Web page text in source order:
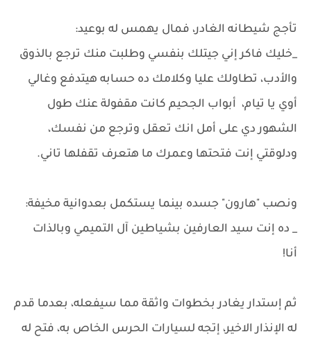
تأجج شيطانه الغادر، فمال يهمس له بوعيد:
_خليك فاكر إني جيتلك بنفسي وطلبت منك ترجع بالذوق
والأدب، تطاولك عليا وكلامك ده حسابه هيتدفع وغالي
أوي يا تيام، أبواب الجحيم كانت مقفولة عنك طول
الشهور دي على أمل انك تعقل وترجع من نفسك،
ودلوقتي إنت فتحتها وعمرك ما هتعرف تقفلها تاني.
ونصب "هارون" جسده بينما يستكمل بعدوانية مخيفة:
_ ده إنت سيد العارفين بشياطين آل التميمي وبالذات
أنا!
ثم إستدار يغادر بخطوات واثقة مما سيفعله، بعدما قدم
له الإنذار الاخير، إتجه لسيارات الحرس الخاص به، فتح له